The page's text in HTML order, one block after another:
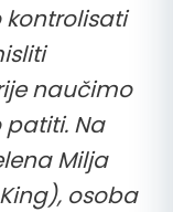
naučimo
patiti. Na
Milja
osoba